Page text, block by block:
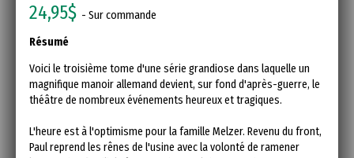
24,95$ - Sur commande
Résumé
Voici le troisième tome d'une série grandiose dans laquelle un
magnifique manoir allemand devient, sur fond d'après-guerre, le
théâtre de nombreux événements heureux et tragiques.
L'heure est à l'optimisme pour la famille Melzer. Revenu du front,
Paul reprend les rênes de l'usine avec la volonté de ramener